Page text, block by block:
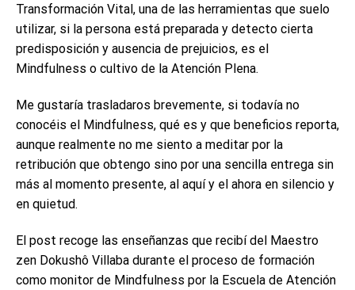
Transformación Vital, una de las herramientas que suelo
utilizar, si la persona está preparada y detecto cierta
predisposición y ausencia de prejuicios, es el
Mindfulness o cultivo de la Atención Plena.
Me gustaría trasladaros brevemente, si todavía no
conocéis el Mindfulness, qué es y que beneficios reporta,
aunque realmente no me siento a meditar por la
retribución que obtengo sino por una sencilla entrega sin
más al momento presente, al aquí y el ahora en silencio y
en quietud.
El post recoge las enseñanzas que recibí del Maestro
zen Dokushô Villaba durante el proceso de formación
como monitor de Mindfulness por la Escuela de Atención